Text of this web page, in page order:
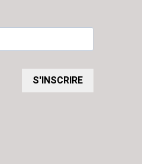
S'INSCRIRE